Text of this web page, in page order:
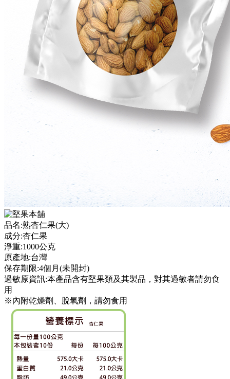
品名:熟杏仁果(大)
成分:杏仁果
淨重:1000公克
原產地:台灣
保存期限:4個月(未開封)
過敏原資訊:本產品含有堅果類及其製品，對其過敏者請勿食
用
※內附乾燥劑、脫氧劑，請勿食用